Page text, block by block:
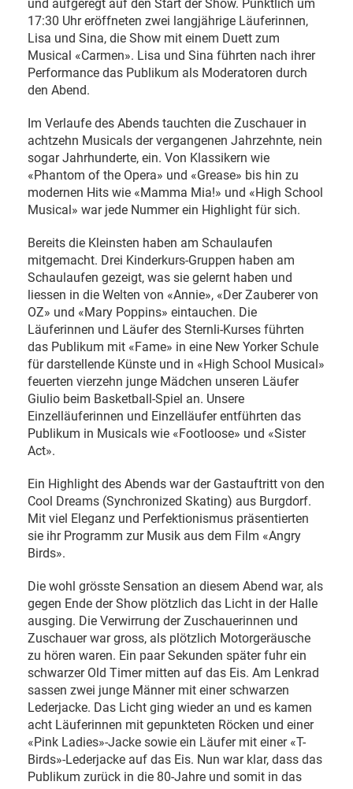
und aufgeregt auf den Start der Show. Pünktlich um
17:30 Uhr eröffneten zwei langjährige Läuferinnen,
Lisa und Sina, die Show mit einem Duett zum
Musical «Carmen». Lisa und Sina führten nach ihrer
Performance das Publikum als Moderatoren durch
den Abend.
Im Verlaufe des Abends tauchten die Zuschauer in
achtzehn Musicals der vergangenen Jahrzehnte, nein
sogar Jahrhunderte, ein. Von Klassikern wie
«Phantom of the Opera» und «Grease» bis hin zu
modernen Hits wie «Mamma Mia!» und «High School
Musical» war jede Nummer ein Highlight für sich.
Bereits die Kleinsten haben am Schaulaufen
mitgemacht. Drei Kinderkurs-Gruppen haben am
Schaulaufen gezeigt, was sie gelernt haben und
liessen in die Welten von «Annie», «Der Zauberer von
OZ» und «Mary Poppins» eintauchen. Die
Läuferinnen und Läufer des Sternli-Kurses führten
das Publikum mit «Fame» in eine New Yorker Schule
für darstellende Künste und in «High School Musical»
feuerten vierzehn junge Mädchen unseren Läufer
Giulio beim Basketball-Spiel an. Unsere
Einzelläuferinnen und Einzelläufer entführten das
Publikum in Musicals wie «Footloose» und «Sister
Act».
Ein Highlight des Abends war der Gastauftritt von den
Cool Dreams (Synchronized Skating) aus Burgdorf.
Mit viel Eleganz und Perfektionismus präsentierten
sie ihr Programm zur Musik aus dem Film «Angry
Birds».
Die wohl grösste Sensation an diesem Abend war, als
gegen Ende der Show plötzlich das Licht in der Halle
ausging. Die Verwirrung der Zuschauerinnen und
Zuschauer war gross, als plötzlich Motorgeräusche
zu hören waren. Ein paar Sekunden später fuhr ein
schwarzer Old Timer mitten auf das Eis. Am Lenkrad
sassen zwei junge Männer mit einer schwarzen
Lederjacke. Das Licht ging wieder an und es kamen
acht Läuferinnen mit gepunkteten Röcken und einer
«Pink Ladies»-Jacke sowie ein Läufer mit einer «T-
Birds»-Lederjacke auf das Eis. Nun war klar, dass das
Publikum zurück in die 80-Jahre und somit in das